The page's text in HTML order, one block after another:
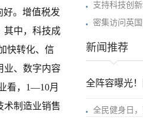
好。增值税发
其中，科技成
快转化、信
业、数字内容
看，1—10月
术制造业销售
支持科技创
密集访问英
新闻推荐
全阵容曝光
全民健身日